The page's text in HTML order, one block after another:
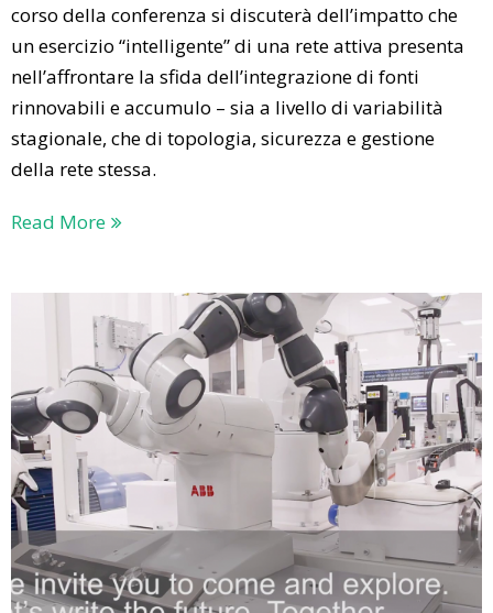
corso della conferenza si discuterà dell’impatto che
un esercizio “intelligente” di una rete attiva presenta
nell’affrontare la sfida dell’integrazione di fonti
rinnovabili e accumulo – sia a livello di variabilità
stagionale, che di topologia, sicurezza e gestione
della rete stessa.
Read More